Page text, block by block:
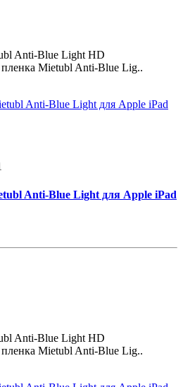
Anti-Blue Light HD
пленка Mietubl Anti-Blue Lig..
Anti-Blue Light для Apple iPad
Anti-Blue Light HD
пленка Mietubl Anti-Blue Lig..